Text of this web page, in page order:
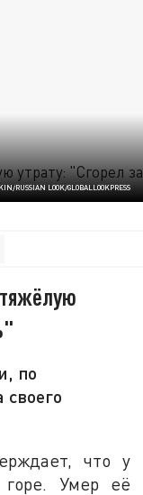
RUSSIAN LOOK/GLOBALLOOKPRESS
по
что у
горе. Умер её